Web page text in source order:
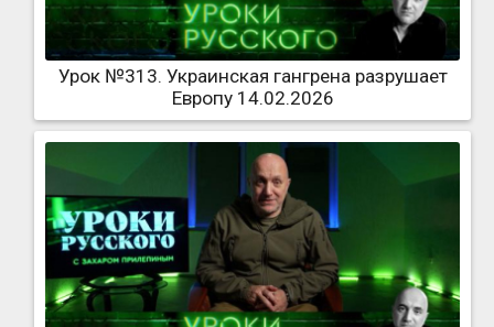
Урок №313. Украинская гангрена разрушает
Европу 14.02.2026